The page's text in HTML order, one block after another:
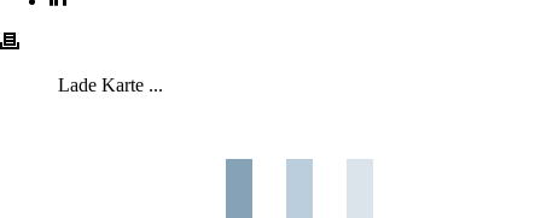
Lade Karte ...